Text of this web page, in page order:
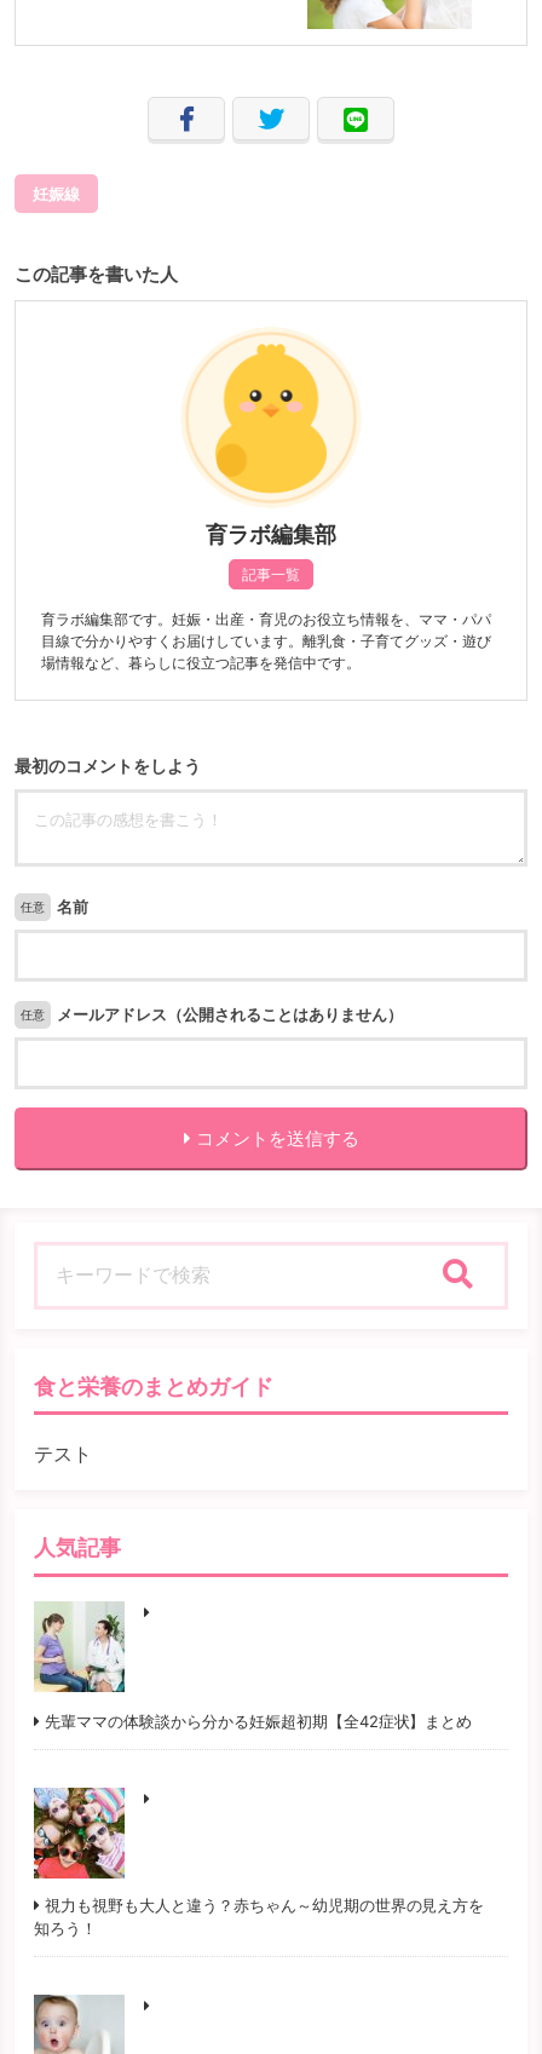
妊娠線
この記事を書いた人
育ラボ編集部
記事一覧
育ラボ編集部です。妊娠・出産・育児のお役立ち情報を、ママ・パパ
目線で分かりやすくお届けしています。離乳食・子育てグッズ・遊び
場情報など、暮らしに役立つ記事を発信中です。
最初のコメントをしよう
任意 名前
任意 メールアドレス（公開されることはありません）
コメントを送信する
食と栄養のまとめガイド
テスト
人気記事
先輩ママの体験談から分かる妊娠超初期【全42症状】まとめ
視力も視野も大人と違う？赤ちゃん～幼児期の世界の見え方を
知ろう！